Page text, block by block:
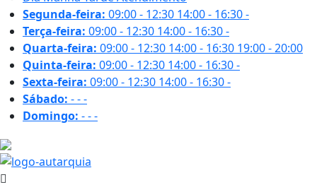
Segunda-feira: 09:00 - 12:30 14:00 - 16:30-
Terça-feira: 09:00 - 12:30 14:00 - 16:30-
Quarta-feira: 09:00 - 12:30 14:00 - 16:30 19:00 - 20:00
Quinta-feira: 09:00 - 12:30 14:00 - 16:30-
Sexta-feira: 09:00 - 12:30 14:00 - 16:30-
Sábado: ---
Domingo: ---